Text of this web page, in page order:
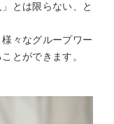
とは限らない、と
々なグループワー
とができます。